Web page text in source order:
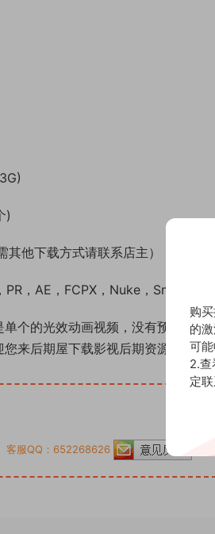
)
他下载方式请联系店主）
，AE，FCPX，Nuke，Smoke
个的光效动画视频，没有预览视
来后期屋下载影视后期资源（AE模
客服QQ：652268626
购
的
可
2.
定